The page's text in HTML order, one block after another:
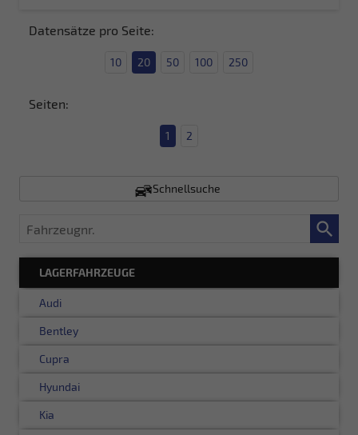
Datensätze pro Seite:
10 20 50 100 250
Seiten:
1 2
Schnellsuche
Fahrzeugnr.
LAGERFAHRZEUGE
Audi
Bentley
Cupra
Hyundai
Kia